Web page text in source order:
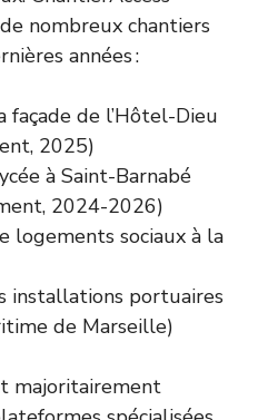
nombreux chantiers
années :
façade de l’Hôtel-Dieu
2025)
à Saint-Barnabé
2024-2026)
logements sociaux à la
installations portuaires
de Marseille)
majoritairement